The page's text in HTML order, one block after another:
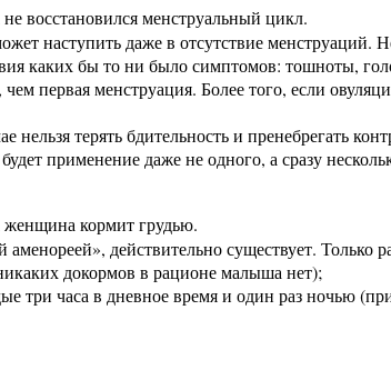
восстановился менструальный цикл.
наступить даже в отсутствие
каких бы то ни было симптомов: тошноты,
первая менструация. Более того, если
терять бдительность и пренебрегать
применение даже не одного, а сразу
женщина кормит грудью.
действительно существует.
докормов в рационе малыша нет);
три часа в дневное время и один раз ночью